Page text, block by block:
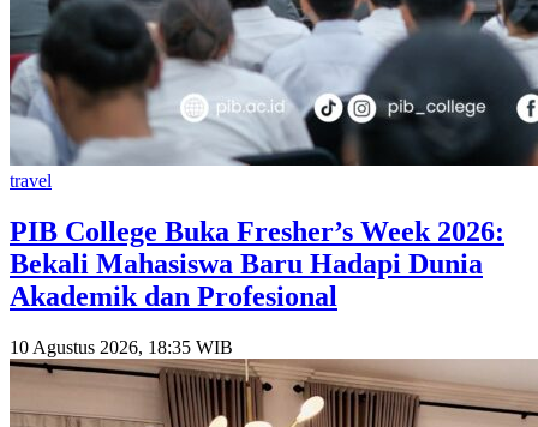
travel
PIB College Buka Fresher’s Week 2026:
Bekali Mahasiswa Baru Hadapi Dunia
Akademik dan Profesional
10 Agustus 2026, 18:35 WIB